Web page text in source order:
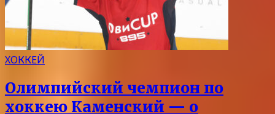
ХОККЕЙ
Олимпийский чемпион по
хоккею Каменский — о